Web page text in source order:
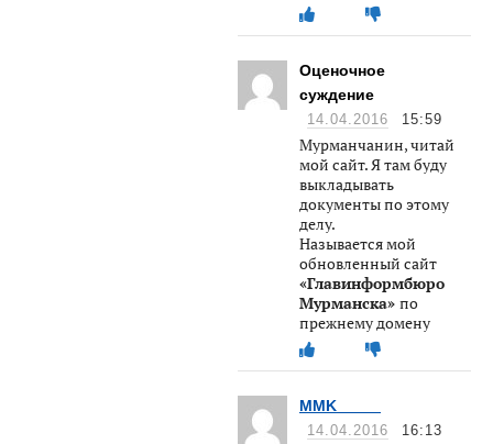
Оценочное
суждение
14.04.2016 15:59
Мурманчанин, читай
мой сайт. Я там буду
выкладывать
документы по этому
делу.
Называется мой
обновленный сайт
«Главинформбюро
Мурманска» по
прежнему домену
MMK_____
14.04.2016 16:13